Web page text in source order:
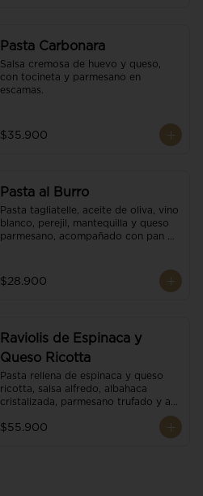
Pasta Carbonara
Salsa cremosa de huevo y queso,
con tocineta y parmesano en
escamas.
$35.900
Pasta al Burro
Pasta tagliatelle, aceite de oliva, vino
blanco, perejil, mantequilla y queso
parmesano, acompañado con pan
$28.900
Raviolis de Espinaca y
Queso Ricotta
Pasta rellena de espinaca y queso
ricotta, salsa alfredo, albahaca
cristalizada, parmesano trufado y ajo
$55.900